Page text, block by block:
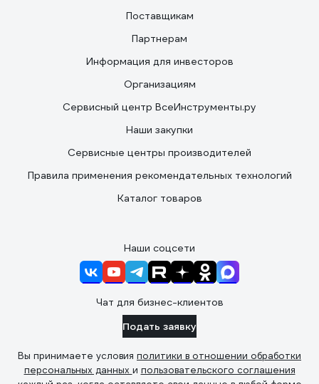
Поставщикам
Партнерам
Информация для инвесторов
Организациям
Сервисный центр ВсеИнструменты.ру
Наши закупки
Сервисные центры производителей
Правила применения рекомендательных технологий
Каталог товаров
Наши соцсети
Чат для бизнес-клиентов
Подать заявку
Вы принимаете условия политики в отношении обработки
персональных данных и пользовательского соглашения